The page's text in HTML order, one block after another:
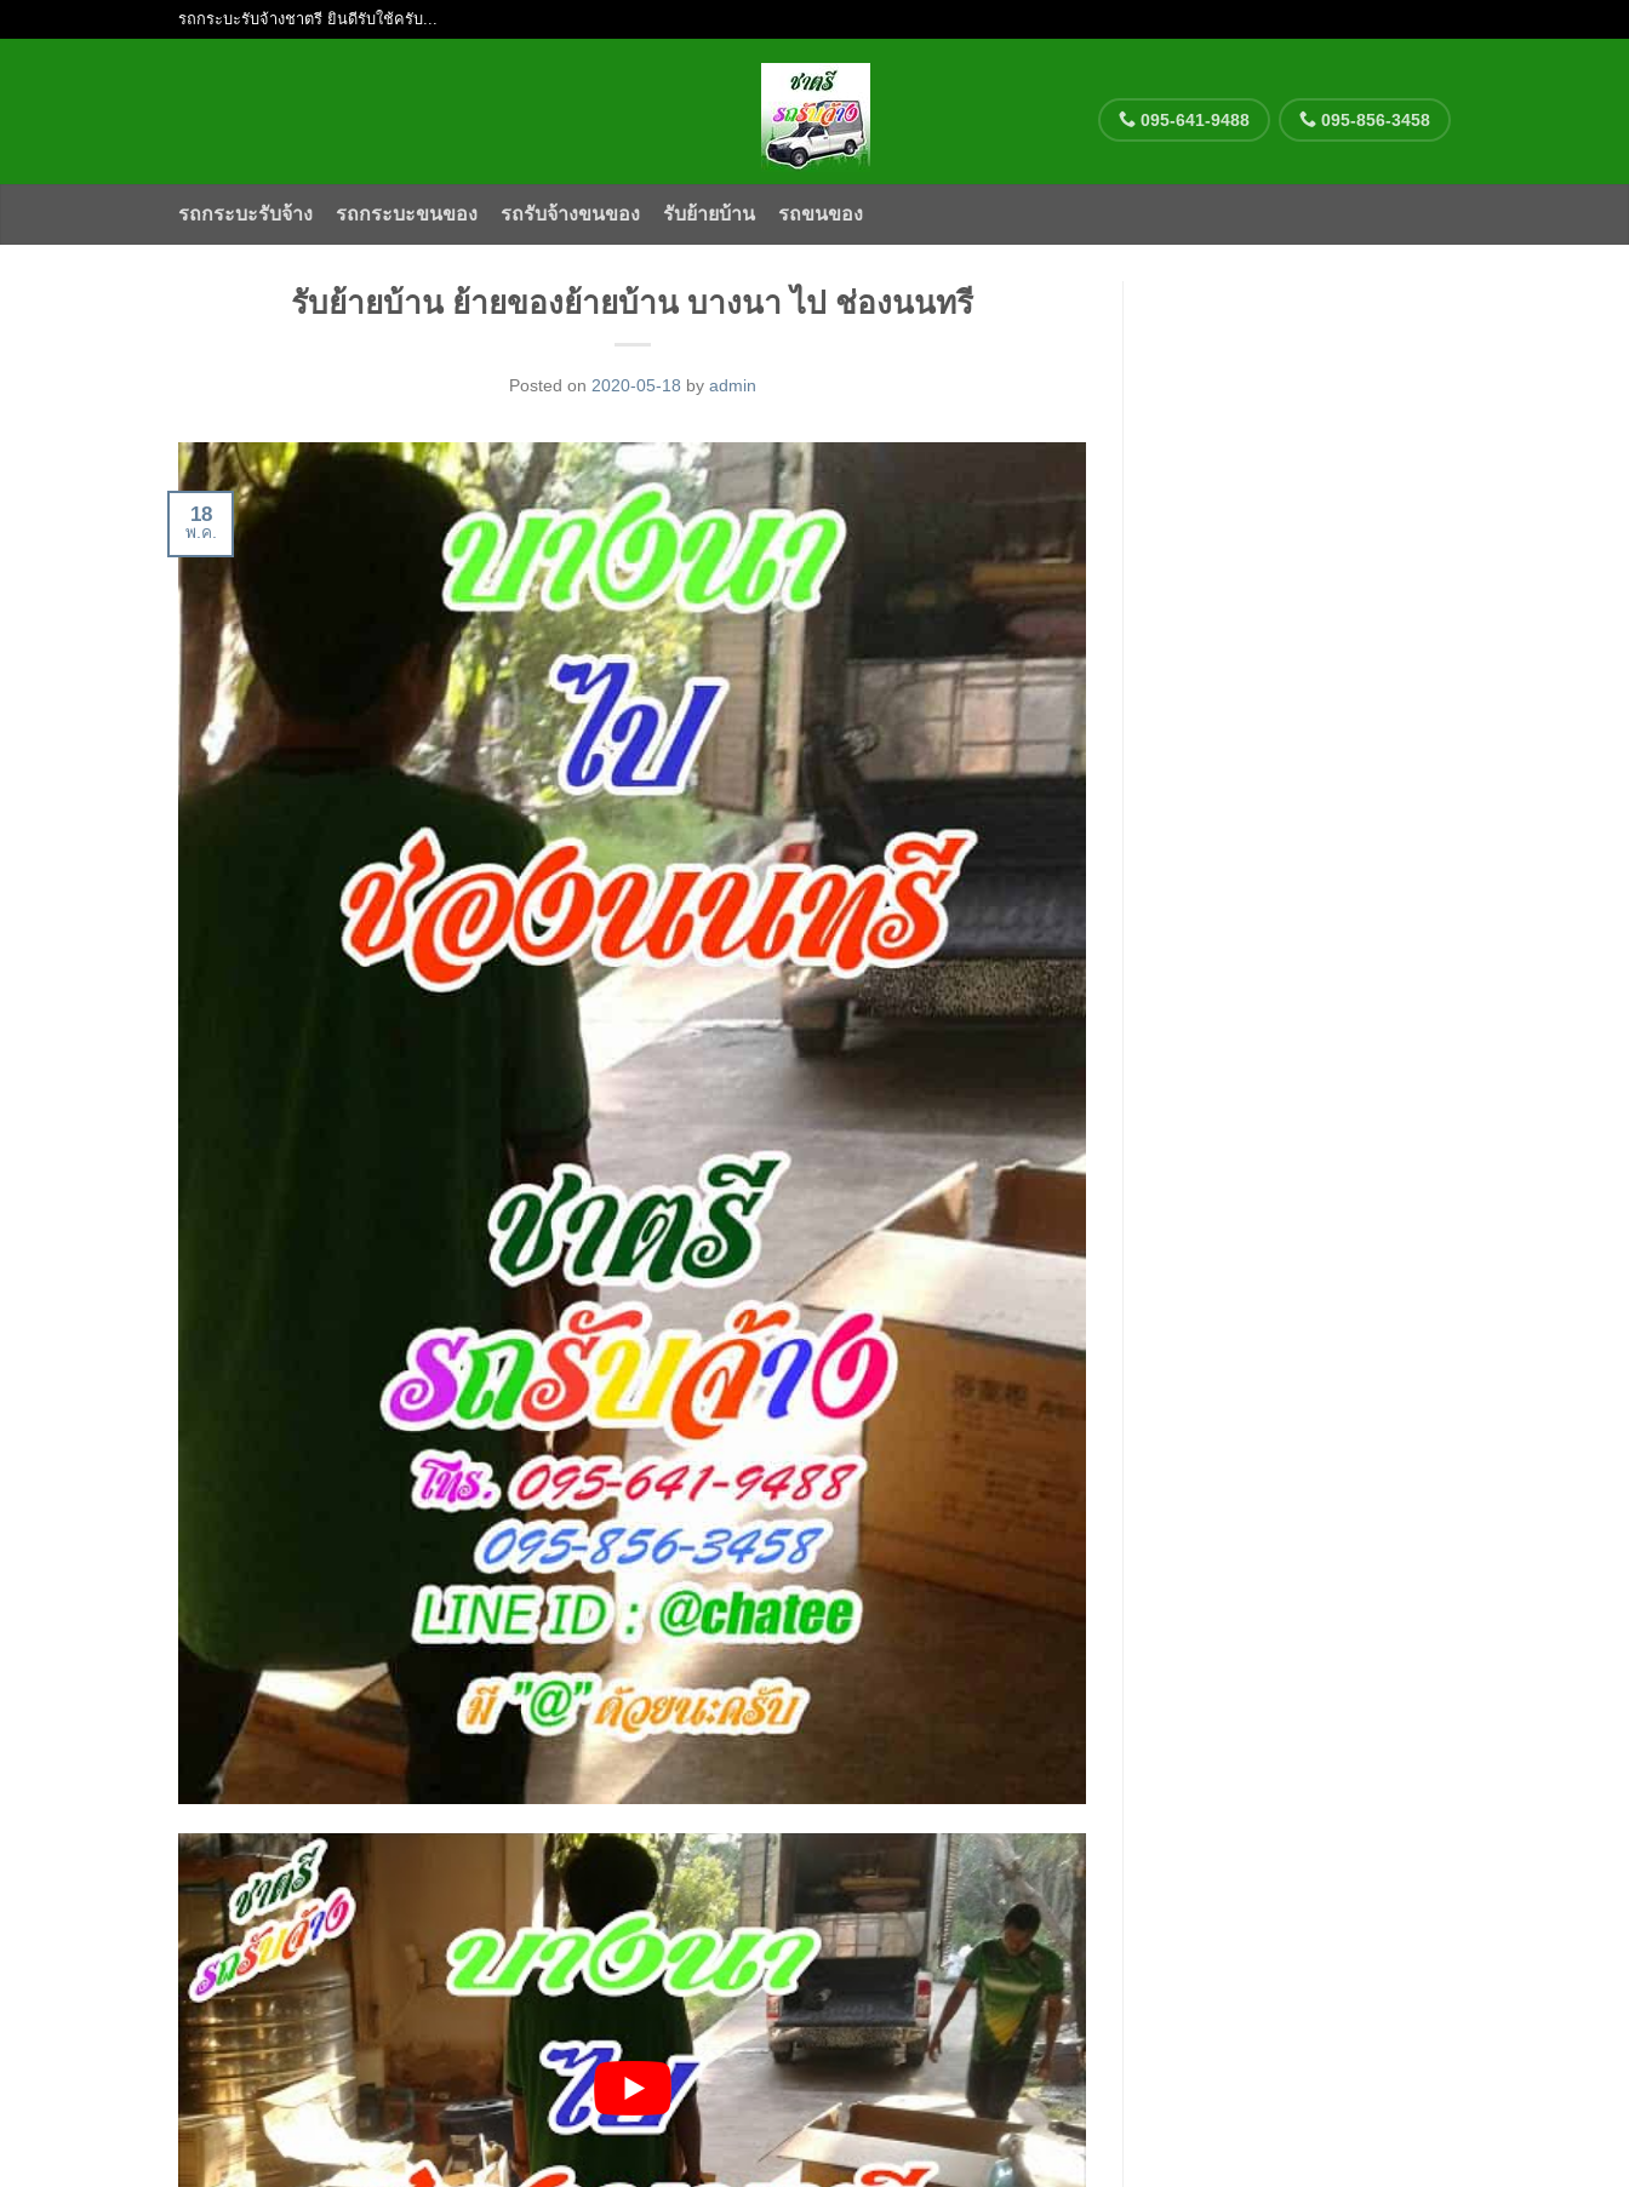
รถกระบะรับจ้างชาตรี ยินดีรับใช้ครับ...
095-641-9488 095-856-3458
รถกระบะรับจ้าง รถกระบะขนของ รถรับจ้างขนของ รับย้ายบ้าน รถขนของ
รับย้ายบ้าน ย้ายของย้ายบ้าน บางนา ไป ช่องนนทรี
Posted on 2020-05-18 by admin
18
พ.ค.